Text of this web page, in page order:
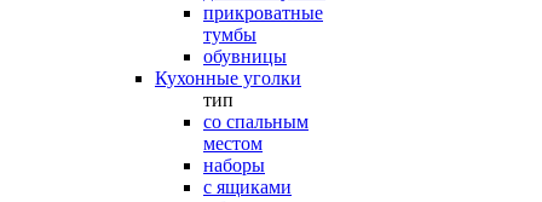
прикроватные
тумбы
обувницы
Кухонные уголки
тип
со спальным
местом
наборы
с ящиками